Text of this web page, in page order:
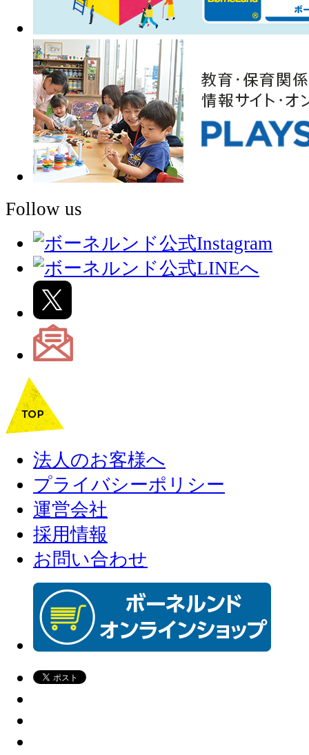
Follow us
法人のお客様へ
プライバシーポリシー
運営会社
採用情報
お問い合わせ